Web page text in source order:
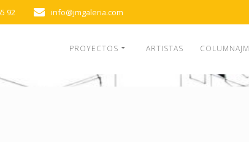
92 info@jmgaleria.com
PROYECTOS ARTISTAS COLUMNAJM